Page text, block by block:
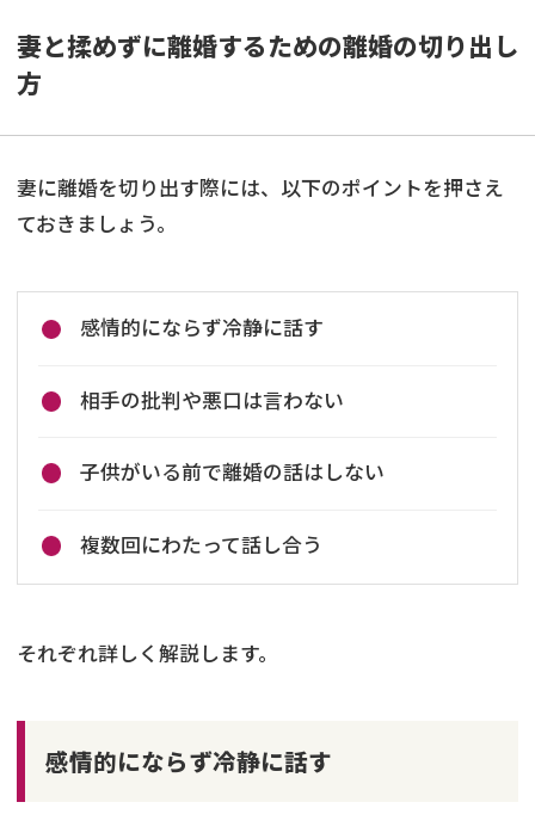
妻と揉めずに離婚するための離婚の切り出し
方
妻に離婚を切り出す際には、以下のポイントを押さえ
ておきましょう。
感情的にならず冷静に話す
相手の批判や悪口は言わない
子供がいる前で離婚の話はしない
複数回にわたって話し合う
それぞれ詳しく解説します。
感情的にならず冷静に話す